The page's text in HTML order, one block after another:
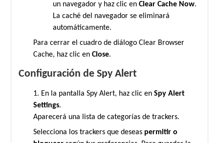
un navegador y haz clic enClear Cache Now.
La caché del navegador se eliminará
automáticamente.
Para cerrar el cuadro de diálogo Clear Browser
Cache, haz clic enClose.
Configuración de Spy Alert
1. En la pantalla Spy Alert, haz clic enSpy Alert
Settings.
Aparecerá una lista de categorías de trackers.
Selecciona los trackers que deseas permitir o